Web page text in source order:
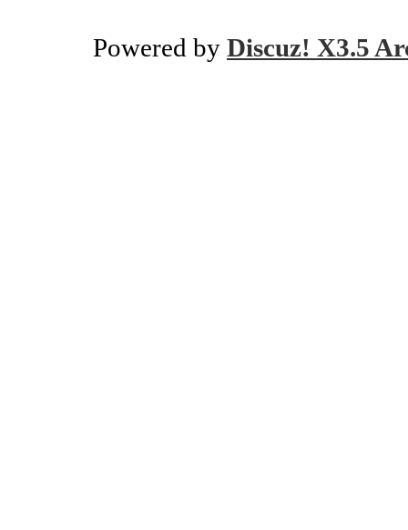
Powered by Discuz! X3.5